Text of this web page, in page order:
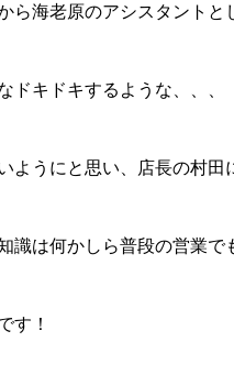
ら海老原のアシスタント
ドキドキするような、、、
ようにと思い、店長の村
識は何かしら普段の営業で
す！